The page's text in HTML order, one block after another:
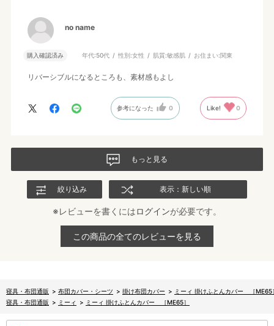
no name
購入確認済み 年代:50代 性別:女性 肌質:敏感肌 お住まい:関東
リバーシブルになるところも、素材感もよし
参考になった 0 Like! 0
もっと見る
絞り込み 表示：新しい順
※レビューを書くにはログインが必要です。
この商品の全てのレビューを見る
寝具・布団通販 > 布団カバー・シーツ > 掛け布団カバー > ミーィ 掛けふとんカバー ［ME65
寝具・布団通販 > ミーィ > ミーィ 掛けふとんカバー ［ME65］